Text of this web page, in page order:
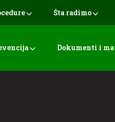
Šta radimo
Dokumenti i